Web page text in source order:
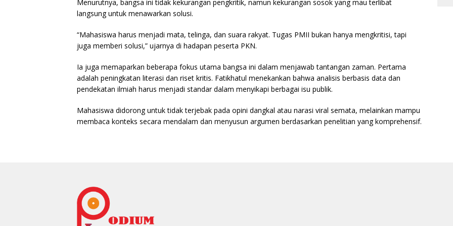
Menurutnya, bangsa ini tidak kekurangan pengkritik, namun kekurangan sosok yang mau terlibat
langsung untuk menawarkan solusi.
“Mahasiswa harus menjadi mata, telinga, dan suara rakyat. Tugas PMII bukan hanya mengkritisi, tapi
juga memberi solusi,” ujarnya di hadapan peserta PKN.
Ia juga memaparkan beberapa fokus utama bangsa ini dalam menjawab tantangan zaman. Pertama
adalah peningkatan literasi dan riset kritis. Fatikhatul menekankan bahwa analisis berbasis data dan
pendekatan ilmiah harus menjadi standar dalam menyikapi berbagai isu publik.
Mahasiswa didorong untuk tidak terjebak pada opini dangkal atau narasi viral semata, melainkan mampu
membaca konteks secara mendalam dan menyusun argumen berdasarkan penelitian yang komprehensif.